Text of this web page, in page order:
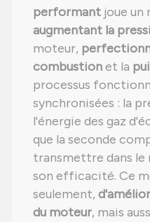
performant joue un
augmentant la
moteur,
combustionet la
processus
synchronisées : la
l'énergie des gaz
que la seconde
transmettre dans
son efficacité. Ce
seulement,
du moteur, mais